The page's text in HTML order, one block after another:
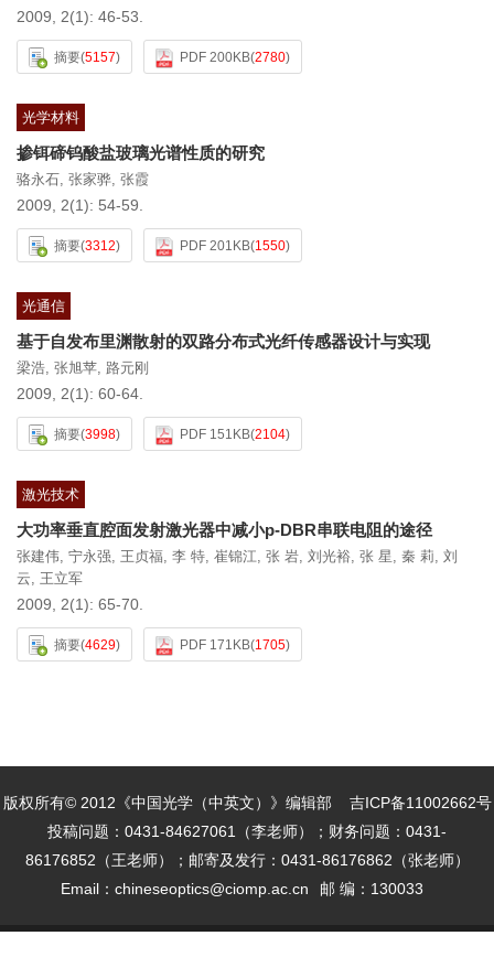
2009, 2(1): 46-53.
摘要(5157) PDF 200KB(2780)
光学材料
掺铒碲钨酸盐玻璃光谱性质的研究
骆永石, 张家骅, 张霞
2009, 2(1): 54-59.
摘要(3312) PDF 201KB(1550)
光通信
基于自发布里渊散射的双路分布式光纤传感器设计与实现
梁浩, 张旭苹, 路元刚
2009, 2(1): 60-64.
摘要(3998) PDF 151KB(2104)
激光技术
大功率垂直腔面发射激光器中减小p-DBR串联电阻的途径
张建伟, 宁永强, 王贞福, 李 特, 崔锦江, 张 岩, 刘光裕, 张 星, 秦 莉, 刘
云, 王立军
2009, 2(1): 65-70.
摘要(4629) PDF 171KB(1705)
版权所有© 2012《中国光学（中英文）》编辑部 吉ICP备11002662号
投稿问题：0431-84627061（李老师）；财务问题：0431-
86176852（王老师）；邮寄及发行：0431-86176862（张老师）
Email： chineseoptics@ciomp.ac.cn 邮 编：130033